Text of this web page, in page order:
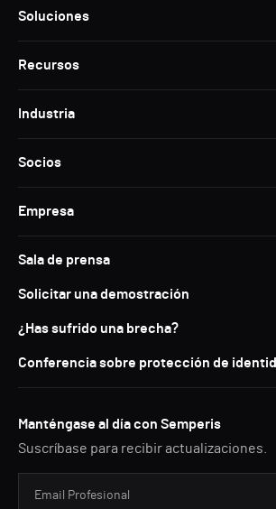
Soluciones
Recursos
Industria
Socios
Empresa
Sala de prensa
Solicitar una demostración
¿Has sufrido una brecha?
Conferencia sobre protección de
Manténgase al día con Semperis
Suscríbase para recibir actualizaciones.